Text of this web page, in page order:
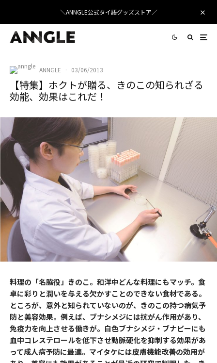
＼ANNGLE公式タイ語グッズストア／
ANNGLE · 03/06/2013
【特集】ホクトが贈る、きのこの知られざる
効能、効果はこれだ！
料理の「名脇役」きのこ。和洋中どんな料理にもマッチ。食
卓に彩りと潤いを与える欠かすことのできない食材である。
ところが、意外と知られていないのが、きのこの持つ病気予
防と美容効果。例えば、ブナシメジには抗がん作用があり、
免疫力を向上させる働きが。白色ブナシメジ・ブナピーにも
血中コレステロールを低下させ動脈硬化を抑制する効果があ
って成人病予防に最適。マイタケには皮膚機能改善の効用が